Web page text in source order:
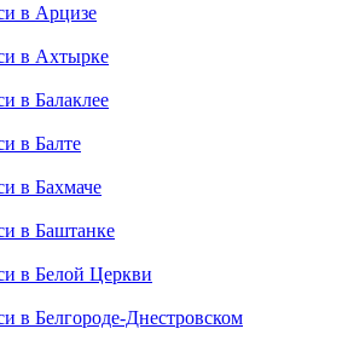
в Арцизе
в Ахтырке
в Балаклее
в Балте
в Бахмаче
в Баштанке
в Белой Церкви
в Белгороде-Днестровском